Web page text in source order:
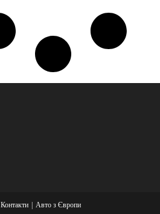
Контакти Авто з Європи